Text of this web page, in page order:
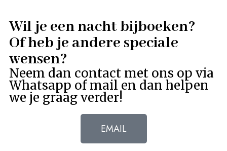
Wil je een nacht bijboeken?
Of heb je andere speciale
wensen?
Neem dan contact met ons op via
Whatsapp of mail en dan helpen
we je graag verder!
EMAIL